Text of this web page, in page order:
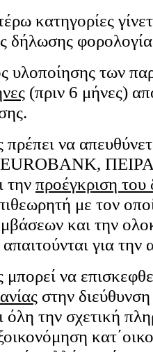
κατηγορίες
δήλωσης
υλοποίησης των
(πριν 6 μήνες)
να
την προέγκριση του
με τον
και την
για την
να
στην
όλη την σχετική